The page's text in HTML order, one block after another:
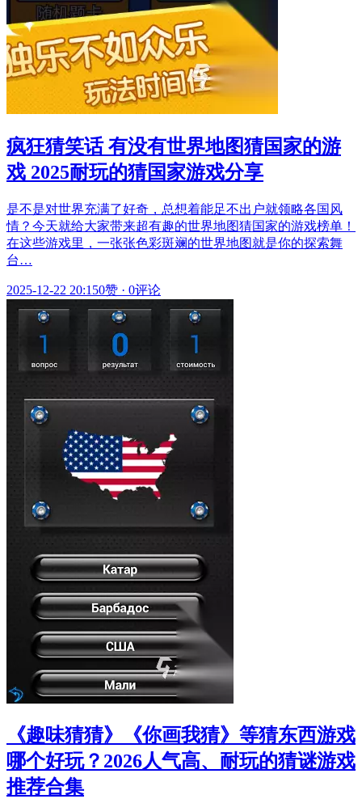
疯狂猜笑话 有没有世界地图猜国家的游
戏 2025耐玩的猜国家游戏分享
是不是对世界充满了好奇，总想着能足不出户就领略各国风
情？今天就给大家带来超有趣的世界地图猜国家的游戏榜单！
在这些游戏里，一张张色彩斑斓的世界地图就是你的探索舞
台…
2025-12-22 20:150赞 · 0评论
《趣味猜猜》《你画我猜》等猜东西游戏
哪个好玩？2026人气高、耐玩的猜谜游戏
推荐合集